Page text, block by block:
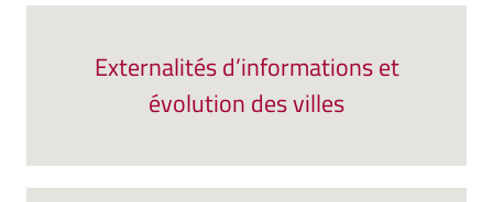
Externalités d’informations et
évolution des villes